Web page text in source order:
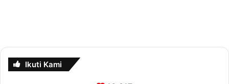
Ikuti Kami